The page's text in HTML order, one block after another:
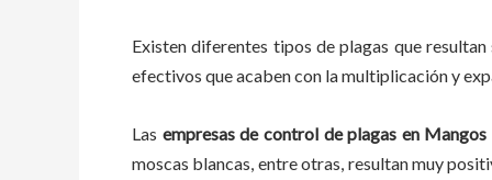
Existen diferentes tipos de plagas que
efectivos que acaben con la multiplicación y
Las empresas de control de plagas en Mangos
moscas blancas, entre otras, resultan muy